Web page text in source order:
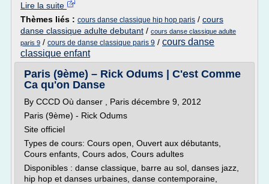
Lire la suite
Thèmes liés : cours danse classique hip hop paris / cours
danse classique adulte debutant / cours danse classique adulte
paris 9 / cours de danse classique paris 9 / cours danse
classique enfant
Paris (9ème) – Rick Odums | C'est Comme
Ca qu'on Danse
By CCCD Où danser , Paris décembre 9, 2012
Paris (9ème) - Rick Odums
Site officiel
Types de cours: Cours open, Ouvert aux débutants,
Cours enfants, Cours ados, Cours adultes
Disponibles : danse classique, barre au sol, danses jazz,
hip hop et danses urbaines, danse contemporaine,